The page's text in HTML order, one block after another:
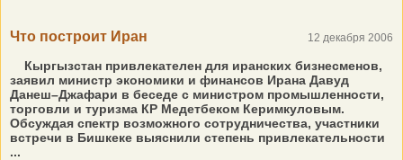
Что построит Иран 12 декабря 2006
Кыргызстан привлекателен для иранских бизнесменов,
заявил министр экономики и финансов Ирана Давуд
Данеш–Джафари в беседе с министром промышленности,
торговли и туризма КР Медетбеком Керимкуловым.
Обсуждая спектр возможного сотрудничества, участники
встречи в Бишкеке выяснили степень привлекательности
...